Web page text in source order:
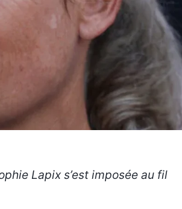
Lapix s’est imposée au fil